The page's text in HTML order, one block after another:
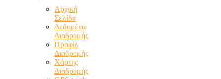
Αρχική
Σελίδα
Δεδομένα
Διαδρομής
Προφίλ
Διαδρομής
Χάρτης
Διαδρομής